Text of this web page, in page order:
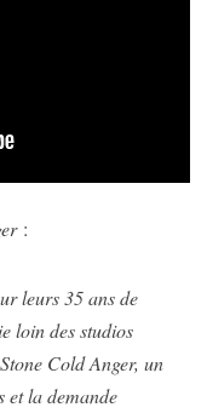
:
leurs 35 ans de
loin des studios
Cold Anger, un
et la demande